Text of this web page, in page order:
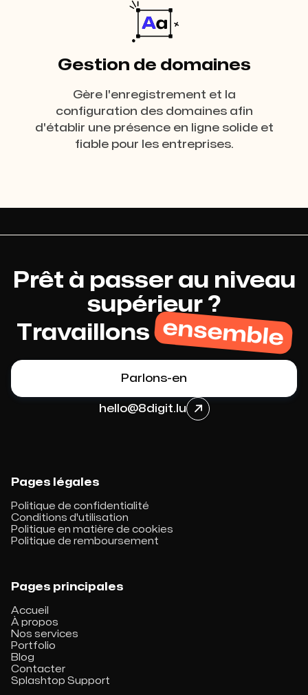
Gestion de domaines
Gère l'enregistrement et la
configuration des domaines afin
d'établir une présence en ligne solide et
fiable pour les entreprises.
Prêt à passer au niveau
supérieur ?
Travaillons ensemble
Parlons-en
hello@8digit.lu 
Pages principales
Accueil
À propos
Nos services
Portfolio
Blog
Contacter
Splashtop Support
Pages légales
Politique de confidentialité
Conditions d'utilisation
Politique en matière de cookies
Politique de remboursement